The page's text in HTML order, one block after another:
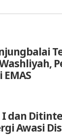
I dan
Awasi